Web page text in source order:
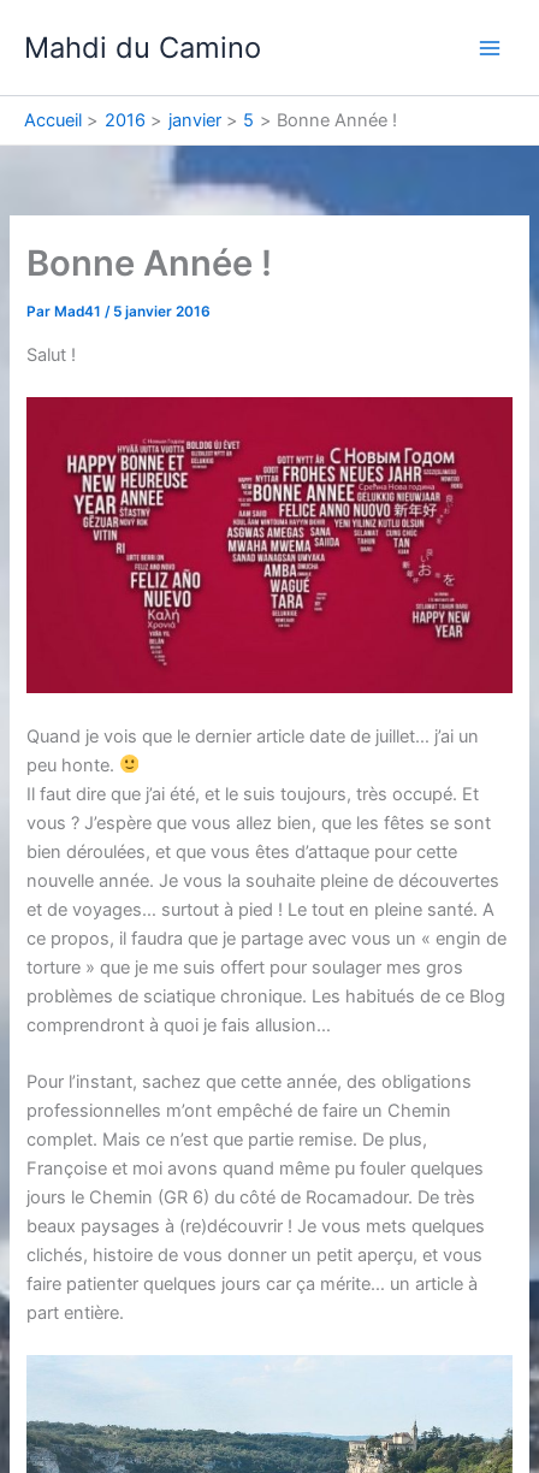
Mahdi du Camino
Accueil 2016 janvier 5 Bonne Année !
Bonne Année !
Par Mad41/ 5 janvier 2016
Salut !
Quand je vois que le dernier article date de juillet… j’ai un
peu honte.
Il faut dire que j’ai été, et le suis toujours, très occupé. Et
vous ? J’espère que vous allez bien, que les fêtes se sont
bien déroulées, et que vous êtes d’attaque pour cette
nouvelle année. Je vous la souhaite pleine de découvertes
et de voyages… surtout à pied ! Le tout en pleine santé. A
ce propos, il faudra que je partage avec vous un « engin de
torture » que je me suis offert pour soulager mes gros
problèmes de sciatique chronique. Les habitués de ce Blog
comprendront à quoi je fais allusion…
Pour l’instant, sachez que cette année, des obligations
professionnelles m’ont empêché de faire un Chemin
complet. Mais ce n’est que partie remise. De plus,
Françoise et moi avons quand même pu fouler quelques
jours le Chemin (GR 6) du côté de Rocamadour. De très
beaux paysages à (re)découvrir ! Je vous mets quelques
clichés, histoire de vous donner un petit aperçu, et vous
faire patienter quelques jours car ça mérite… un article à
part entière.